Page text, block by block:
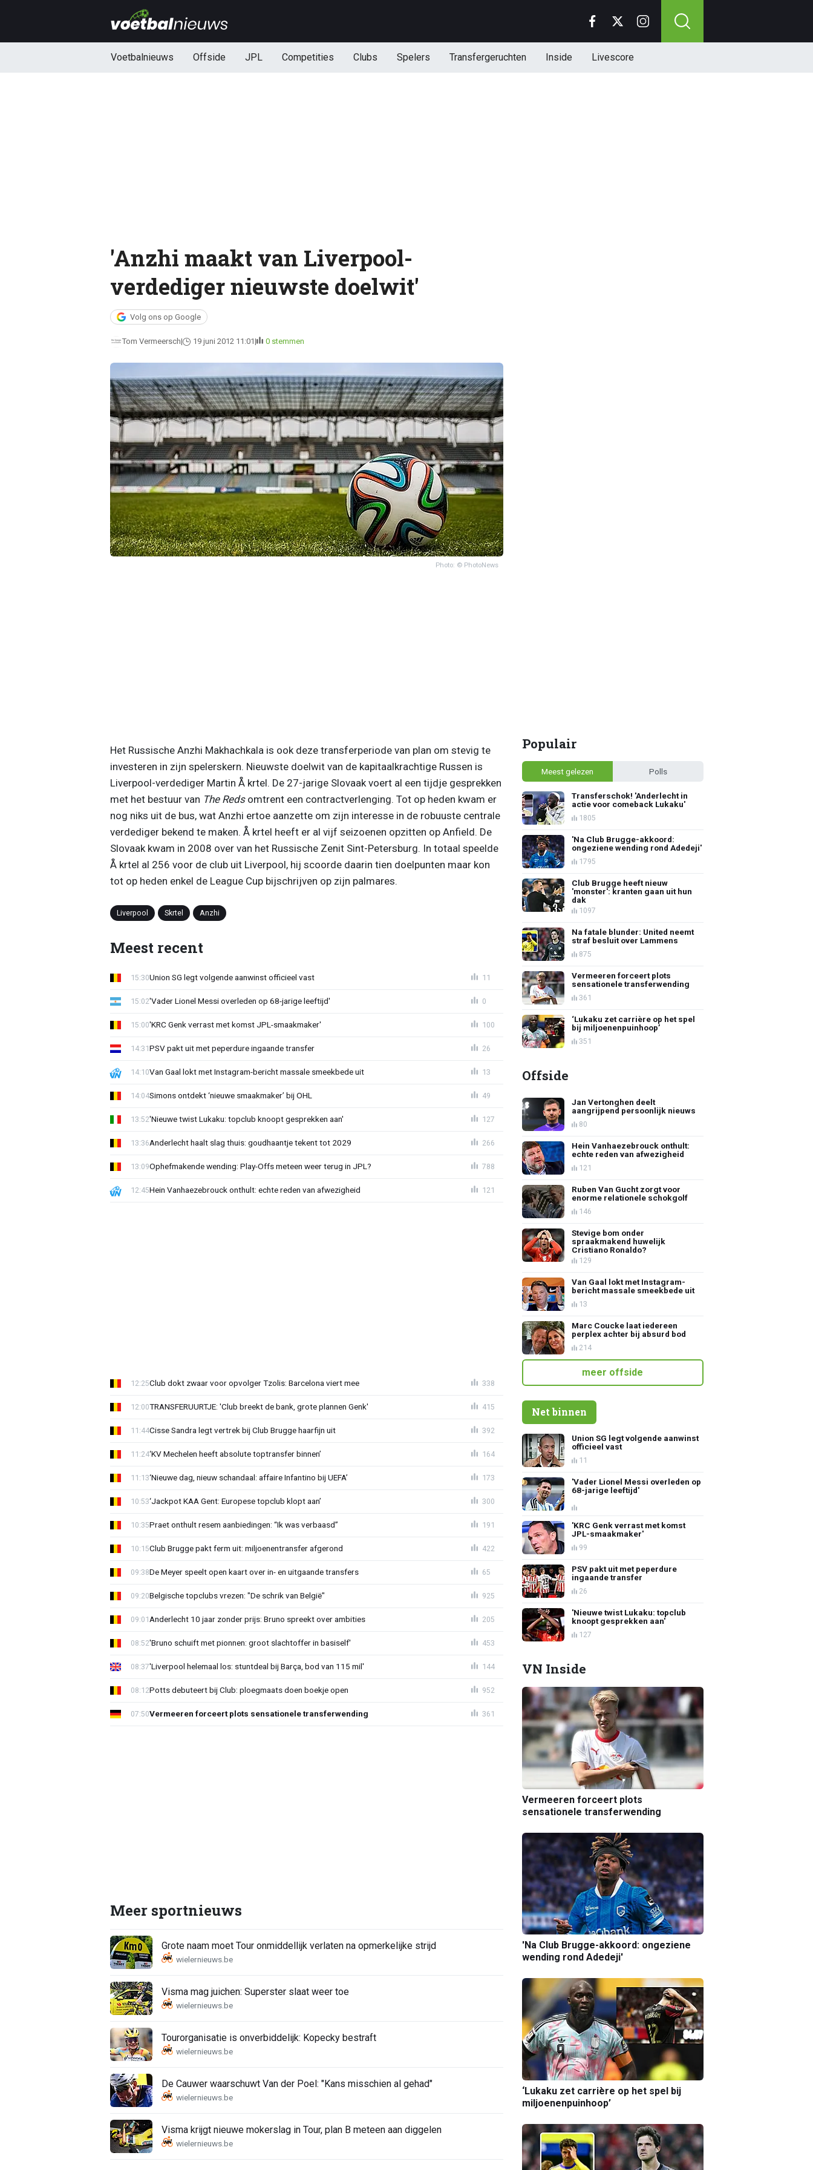
Voetbalnieuws Offside JPL Competities Clubs Spelers Transfergeruchten Inside Livescore
'Anzhi maakt van Liverpool-
verdediger nieuwste doelwit'
Volg ons op Google
Tom Vermeersch 19 juni 2012 11:01 0 stemmen
Photo: © PhotoNews
Het Russische Anzhi Makhachkala is ook deze transferperiode van plan om stevig te
investeren in zijn spelerskern. Nieuwste doelwit van de kapitaalkrachtige Russen is
Liverpool-verdediger Martin Å krtel. De 27-jarige Slovaak voert al een tijdje gesprekken
met het bestuur van The Redsomtrent een contractverlenging. Tot op heden kwam er
nog niks uit de bus, wat Anzhi ertoe aanzette om zijn interesse in de robuuste centrale
verdediger bekend te maken. Å krtel heeft er al vijf seizoenen opzitten op Anfield. De
Slovaak kwam in 2008 over van het Russische Zenit Sint-Petersburg. In totaal speelde
Å krtel al 256 voor de club uit Liverpool, hij scoorde daarin tien doelpunten maar kon
tot op heden enkel de League Cup bijschrijven op zijn palmares.
Liverpool Skrtel Anzhi
Meest recent
Union SG legt volgende aanwinst officieel vast
15:30 11
'Vader Lionel Messi overleden op 68-jarige leeftijd'
15:02 0
'KRC Genk verrast met komst JPL-smaakmaker'
15:00 100
PSV pakt uit met peperdure ingaande transfer
14:31 26
Van Gaal lokt met Instagram-bericht massale smeekbede uit
14:10 13
Simons ontdekt ‘nieuwe smaakmaker’ bij OHL
14:04 49
'Nieuwe twist Lukaku: topclub knoopt gesprekken aan'
13:52 127
Anderlecht haalt slag thuis: goudhaantje tekent tot 2029
13:36 266
Ophefmakende wending: Play-Offs meteen weer terug in JPL?
13:09 788
Hein Vanhaezebrouck onthult: echte reden van afwezigheid
12:45 121
Club dokt zwaar voor opvolger Tzolis: Barcelona viert mee
12:25 338
TRANSFERUURTJE: 'Club breekt de bank, grote plannen Genk'
12:00 415
Cisse Sandra legt vertrek bij Club Brugge haarfijn uit
11:44 392
‘KV Mechelen heeft absolute toptransfer binnen’
11:24 164
‘Nieuwe dag, nieuw schandaal: affaire Infantino bij UEFA’
11:13 173
‘Jackpot KAA Gent: Europese topclub klopt aan’
10:53 300
Praet onthult resem aanbiedingen: “Ik was verbaasd”
10:35 191
Club Brugge pakt ferm uit: miljoenentransfer afgerond
10:15 422
De Meyer speelt open kaart over in- en uitgaande transfers
09:38 65
Belgische topclubs vrezen: "De schrik van België"
09:20 925
Anderlecht 10 jaar zonder prijs: Bruno spreekt over ambities
09:01 205
'Bruno schuift met pionnen: groot slachtoffer in basiself'
08:52 453
'Liverpool helemaal los: stuntdeal bij Barça, bod van 115 mil'
08:37 144
Potts debuteert bij Club: ploegmaats doen boekje open
08:12 952
Vermeeren forceert plots sensationele transferwending
07:50 361
Meer sportnieuws
Grote naam moet Tour onmiddellijk verlaten na opmerkelijke strijd
Visma mag juichen: Superster slaat weer toe
Tourorganisatie is onverbiddelijk: Kopecky bestraft
De Cauwer waarschuwt Van der Poel: "Kans misschien al gehad"
Visma krijgt nieuwe mokerslag in Tour, plan B meteen aan diggelen
Populair
Meest gelezen Polls
Transferschok! 'Anderlecht in
actie voor comeback Lukaku'
1805
'Na Club Brugge-akkoord:
ongeziene wending rond Adedeji'
1795
Club Brugge heeft nieuw
'monster': kranten gaan uit hun
dak
1097
Na fatale blunder: United neemt
straf besluit over Lammens
875
Vermeeren forceert plots
sensationele transferwending
361
‘Lukaku zet carrière op het spel
bij miljoenenpuinhoop’
351
Offside
Jan Vertonghen deelt
aangrijpend persoonlijk nieuws
80
Hein Vanhaezebrouck onthult:
echte reden van afwezigheid
121
Ruben Van Gucht zorgt voor
enorme relationele schokgolf
146
Stevige bom onder
spraakmakend huwelijk
Cristiano Ronaldo?
129
Van Gaal lokt met Instagram-
bericht massale smeekbede uit
13
Marc Coucke laat iedereen
perplex achter bij absurd bod
214
meer offside
Net binnen
Union SG legt volgende aanwinst
officieel vast
11
'Vader Lionel Messi overleden op
68-jarige leeftijd'
'KRC Genk verrast met komst
JPL-smaakmaker'
99
PSV pakt uit met peperdure
ingaande transfer
26
'Nieuwe twist Lukaku: topclub
knoopt gesprekken aan'
127
VN Inside
Vermeeren forceert plots
sensationele transferwending
'Na Club Brugge-akkoord: ongeziene
wending rond Adedeji'
‘Lukaku zet carrière op het spel bij
miljoenenpuinhoop’